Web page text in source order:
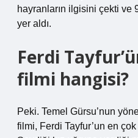
hayranların ilgisini çekti
yer aldı.
Ferdi
filmi hangisi?
Peki. Temel Gürsu’nun
filmi, Ferdi Tayfur’un en